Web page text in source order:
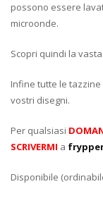
possono essere
microonde.
Scopri quindi la
Infine tutte le
vostri disegni.
Per qualsiasi
SCRIVERMI a
Disponibile